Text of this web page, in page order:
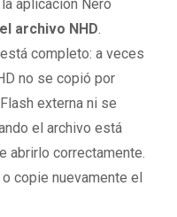
aplicación Nero
archivo NHD.
completo: a veces
no se copió por
externa ni se
el archivo está
abrirlo correctamente.
copie nuevamente el